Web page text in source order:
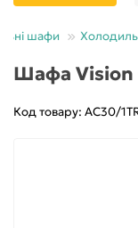
шафи
Шафа Vision
Код товару: AC30/